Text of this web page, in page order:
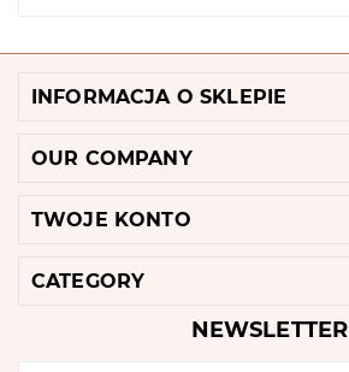
INFORMACJA O SKLEPIE
OUR COMPANY
TWOJE KONTO
CATEGORY
NEWSLETTER